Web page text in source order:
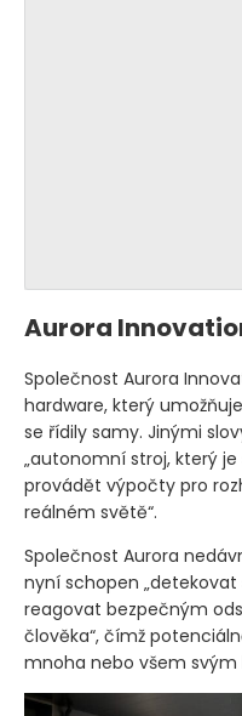
Aurora
Společnost Aurora
hardware, který
se řídily samy. Jinými
„autonomní stroj, který
provádět výpočty pro
reálném světě“.
Společnost Aurora
nyní schopen
reagovat bezpečným
člověka“, čímž
mnoha nebo všem svým